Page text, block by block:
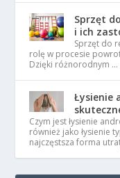
Sprzęt
i ich
Sprzęt do
rolę w procesie
Dzięki różnorodnym …
Łysienie
Czym jest łysienie
również jako łysienie
najczęstsza forma